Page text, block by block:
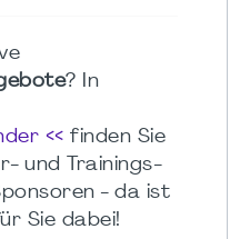
? In
<< finden Sie
und Trainings-
- da ist
Sie dabei!